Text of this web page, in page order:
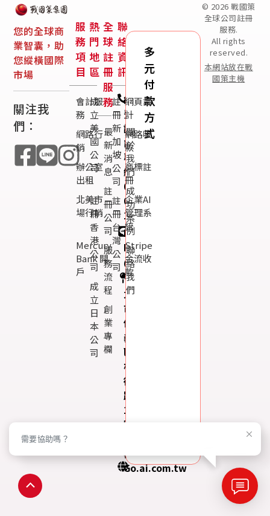
您的全球商
業智囊，助
您縱橫國際
市場
關注我
們：
服
務
項
目
會計服
務
網頁設
計
網路行
銷
網路收
款
辦公室
出租
商標註
冊
北美市
場行銷
企業AI
管理系
統
Mercury
Bank 開
戶
Stripe
金流收
款
熱
門
地
區
成
立
美
國
公
司
註
冊
新
加
坡
公
司
註
冊
香
港
公
司
註
冊
台
灣
公
司
成
立
日
本
公
司
全
球
註
冊
服
務
最
新
消
息
關
於
我
們
註
冊
公
司
成
功
案
例
服
務
流
程
聯
絡
我
們
創
業
專
欄
聯
絡
資
訊
免
費
諮
詢
專
線：
0800-
003-
191
Line
ID：
@119m
台
北
市
信
義
區
松
德
路
159
號
樓
Go.ai.com.tw
多
元
付
款
方
式
© 2026 戰國策
全球公司註冊
服務.
All rights
reserved.
本網站放在戰
國策主機
返
回
需要協助嗎？